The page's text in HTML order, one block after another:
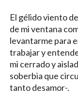
El gélido viento
de mi ventana
levantarme para
trabajar y
mi cerrado y
soberbia que
tanto desamor-.